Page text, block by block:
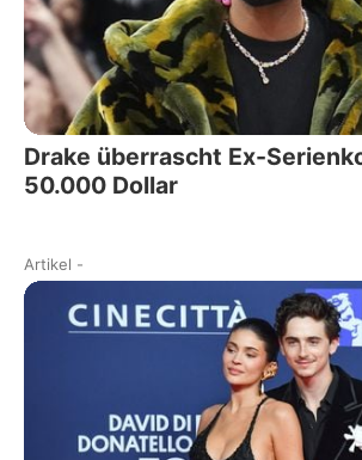
Drake überrascht Ex-
50.000 Dollar
Artikel -